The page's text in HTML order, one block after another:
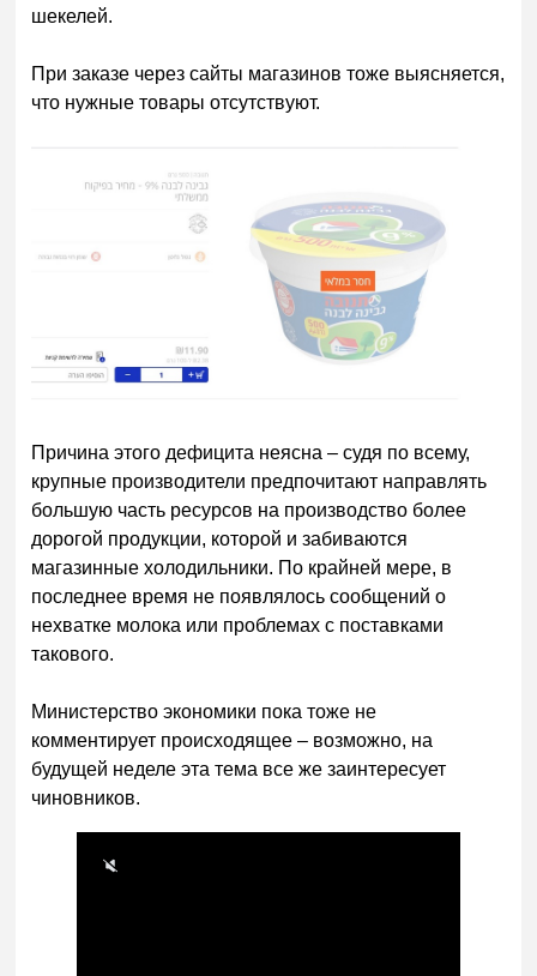
шекелей.
При заказе через сайты магазинов тоже выясняется,
что нужные товары отсутствуют.
Причина этого дефицита неясна – судя по всему,
крупные производители предпочитают направлять
большую часть ресурсов на производство более
дорогой продукции, которой и забиваются
магазинные холодильники. По крайней мере, в
последнее время не появлялось сообщений о
нехватке молока или проблемах с поставками
такового.
Министерство экономики пока тоже не
комментирует происходящее – возможно, на
будущей неделе эта тема все же заинтересует
чиновников.